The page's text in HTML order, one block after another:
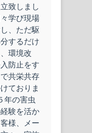
致しまし
学び現場
、ただ駆
するだけ
環境改
防止をす
共栄共存
ておりま
年の害虫
験を活か
様、メー